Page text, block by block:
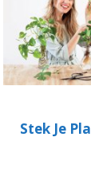
Stek Je